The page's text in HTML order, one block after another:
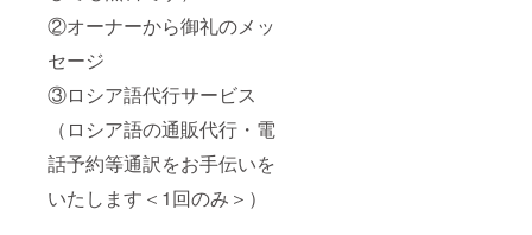
②オーナーから御礼のメッ
セージ
③ロシア語代行サービス
（ロシア語の通販代行・電
話予約等通訳をお手伝いを
いたします＜1回のみ＞）